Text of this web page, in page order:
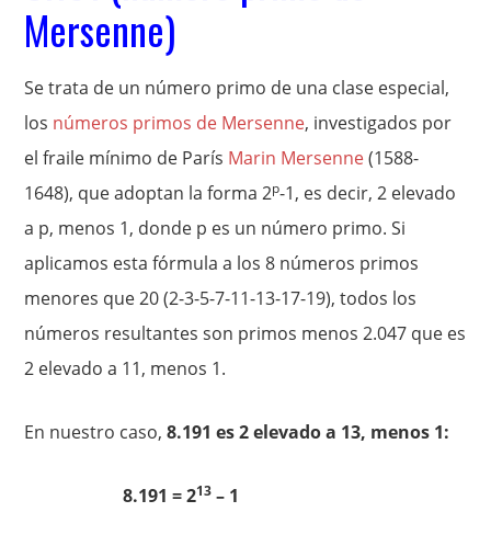
Mersenne)
Se trata de un número primo de una clase especial,
los números primos de Mersenne, investigados por
el fraile mínimo de París Marin Mersenne(1588-
1648), que adoptan la forma 2p-1, es decir, 2 elevado
a p, menos 1, donde p es un número primo. Si
aplicamos esta fórmula a los 8 números primos
menores que 20 (2-3-5-7-11-13-17-19), todos los
números resultantes son primos menos 2.047 que es
2 elevado a 11, menos 1.
En nuestro caso,8.191 es 2 elevado a 13, menos 1:
8.191 = 213 – 1